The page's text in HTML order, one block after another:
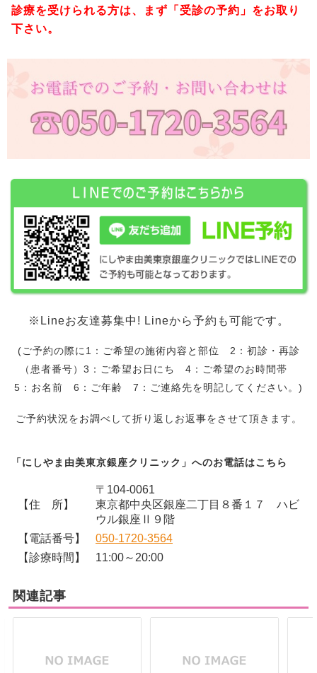
診療を受けられる方は、まず「受診の予約」をお取り
下さい。
※Lineお友達募集中! Lineから予約も可能です。
(ご予約の際に1：ご希望の施術内容と部位 2：初診・再診
（患者番号）3：ご希望お日にち 4：ご希望のお時間帯
5：お名前 6：ご年齢 7：ご連絡先を明記してください。)
ご予約状況をお調べして折り返しお返事をさせて頂きます。
「にしやま由美東京銀座クリニック」へのお電話はこちら
【住 所】
〒104-0061
東京都中央区銀座二丁目８番１７ ハビ
ウル銀座Ⅱ９階
【電話番号】
050-1720-3564
【診療時間】
11:00～20:00
関連記事